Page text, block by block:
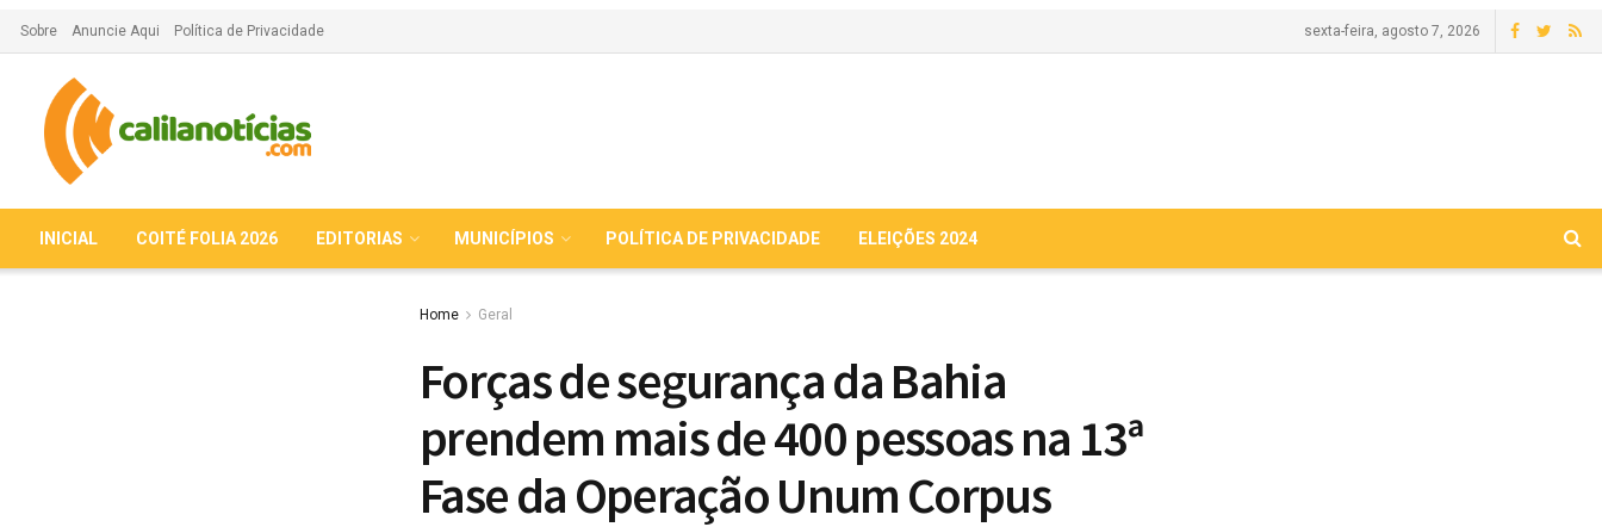
Sobre Anuncie Aqui Política de Privacidade sexta-feira, agosto 7, 2026
INICIAL COITÉ FOLIA 2026 EDITORIAS MUNICÍPIOS POLÍTICA DE PRIVACIDADE ELEIÇÕES 2024
Home Geral
Forças de segurança da Bahia
prendem mais de 400 pessoas na 13ª
Fase da Operação Unum Corpus